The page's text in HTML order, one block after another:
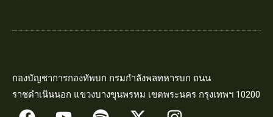
กองบัญชาการกองทัพบก กรมกำลังพลทหารบก ถนน
ราชดำเนินนอก แขวงบางขุนพรหม เขตพระนคร กรุงเทพฯ 10200